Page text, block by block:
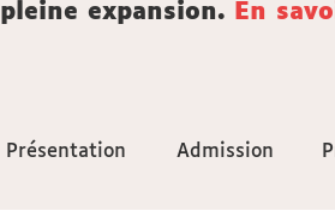
pleine expansion.
En
Accéder
Présentation
Présentation Admission
Admission